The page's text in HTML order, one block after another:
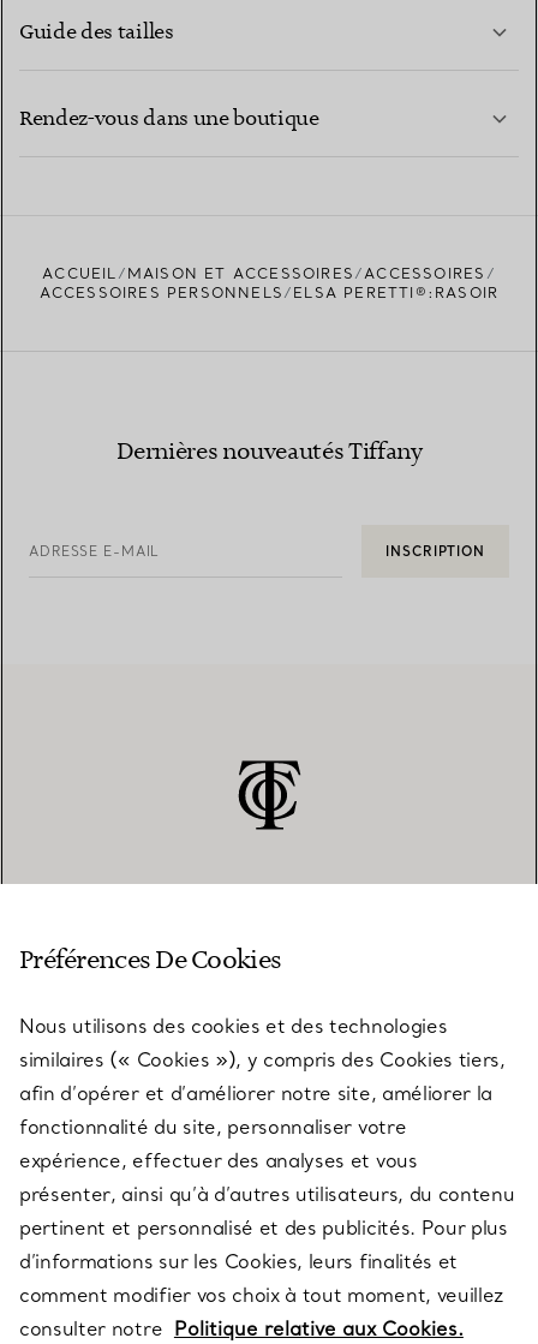
Guide des tailles
Rendez-vous dans une boutique
TROUVEZ LA BOUTIQUE LA PLUS PROCHE
ACCUEIL MAISON ET ACCESSOIRES
ACCESSOIRES
ACCESSOIRES PERSONNELS
ELSA PERETTI®:RASOIR
Dernières nouveautés Tiffany
ADRESSE E-MAIL INSCRIPTION
SERVICES
À PROPOS
QUESTIONS LÉGALES
SUIVEZ-NOUS
Préférences De Cookies
Nous utilisons des cookies et des technologies
similaires (« Cookies »), y compris des Cookies tiers,
afin d’opérer et d’améliorer notre site, améliorer la
fonctionnalité du site, personnaliser votre
expérience, effectuer des analyses et vous
présenter, ainsi qu’à d’autres utilisateurs, du contenu
pertinent et personnalisé et des publicités. Pour plus
d’informations sur les Cookies, leurs finalités et
comment modifier vos choix à tout moment, veuillez
consulter notre Politique relative aux Cookies.